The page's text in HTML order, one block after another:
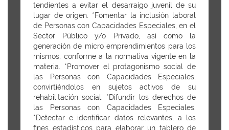
tendientes a evitar el desarraigo juvenil de su
lugar de origen. *Fomentar la inclusión laboral
de Personas con Capacidades Especiales, en el
Sector Público y/o Privado, así como la
generación de micro emprendimientos para los
mismos, conforme a la normativa vigente en la
materia. *Promover el protagonismo social de
las Personas con Capacidades Especiales,
convirtiéndolos en sujetos activos de su
rehabilitación social. *Difundir los derechos de
las Personas con Capacidades Especiales.
*Detectar e identificar datos relevantes, a los
fines estadísticos para elaborar un tablero de